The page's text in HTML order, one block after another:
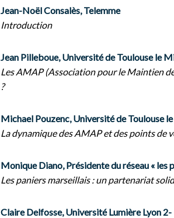
Jean-Noël Consalès, Telemme
Introduction
Jean Pilleboue, Université de Toulouse le
Les AMAP (Association pour le Maintien
?
Michael Pouzenc, Université de Toulouse
La dynamique des AMAP et des points de
Monique Diano, Présidente du réseau « les
Les paniers marseillais : un partenariat
Claire Delfosse, Université Lumière Lyon